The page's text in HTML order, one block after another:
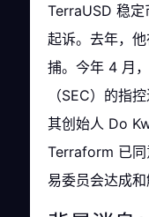
TerraUSD 稳定
起诉。去年，
捕。今年 4 月
（SEC）的指
其创始人 Do
Terraform 已
易委员会达成和